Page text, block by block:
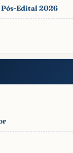
Pós-Edital 2026